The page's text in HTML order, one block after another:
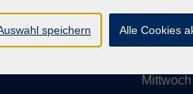
Dienstag
Mittwoch
speichern Alle Cookies